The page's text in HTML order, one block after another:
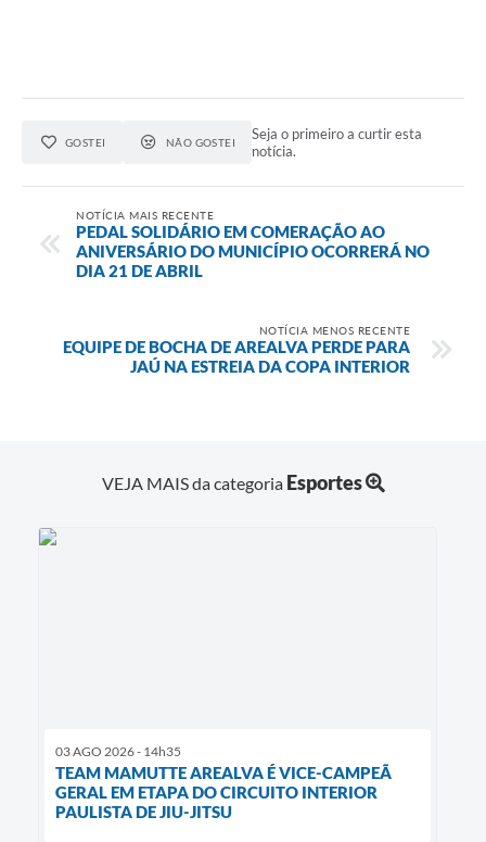
GOSTEI NÃO GOSTEI
Seja o primeiro a curtir esta
notícia.
NOTÍCIA MAIS RECENTE
PEDAL SOLIDÁRIO EM COMERAÇÃO AO
ANIVERSÁRIO DO MUNICÍPIO OCORRERÁ NO
DIA 21 DE ABRIL
NOTÍCIA MENOS RECENTE
EQUIPE DE BOCHA DE AREALVA PERDE PARA
JAÚ NA ESTREIA DA COPA INTERIOR
VEJA MAIS da categoria Esportes
03 AGO 2026 - 14h35
TEAM MAMUTTE AREALVA É VICE-CAMPEÃ
GERAL EM ETAPA DO CIRCUITO INTERIOR
PAULISTA DE JIU-JITSU